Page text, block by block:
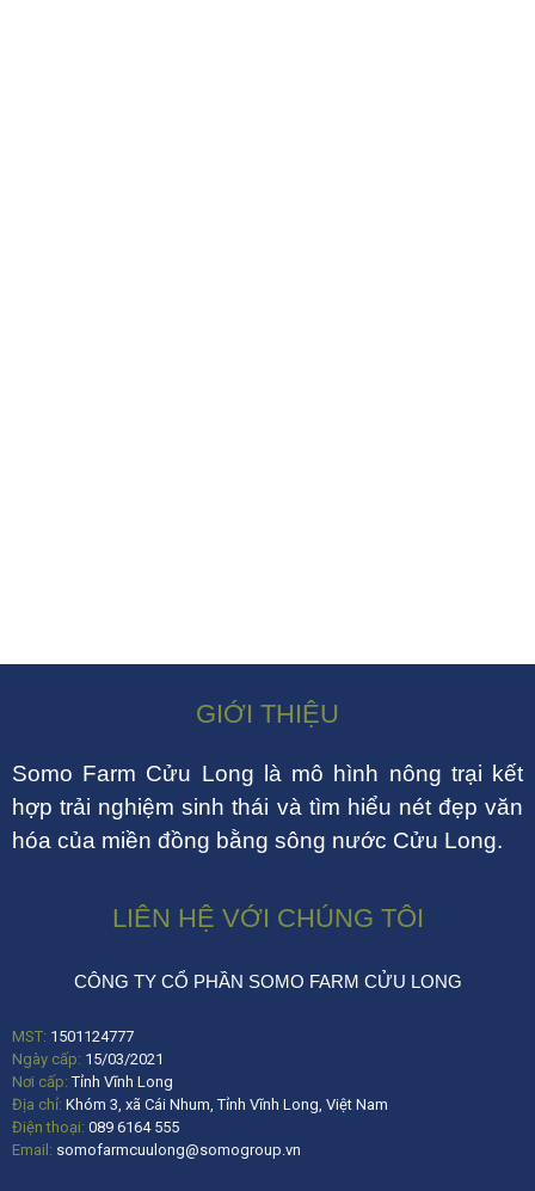
GIỚI THIỆU
Somo Farm Cửu Long là mô hình nông trại kết
hợp trải nghiệm sinh thái và tìm hiểu nét đẹp văn
hóa của miền đồng bằng sông nước Cửu Long.
LIÊN HỆ VỚI CHÚNG TÔI
CÔNG TY CỔ PHẦN SOMO FARM CỬU LONG
MST: 1501124777
Ngày cấp: 15/03/2021
Nơi cấp:Tỉnh Vĩnh Long
Địa chỉ: Khóm 3, xã Cái Nhum, Tỉnh Vĩnh Long, Việt Nam
Điện thoại: 089 6164 555
Email: somofarmcuulong@somogroup.vn